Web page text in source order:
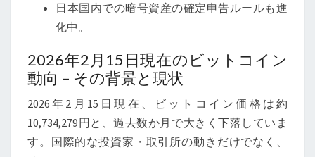
動
–
価
急
落
と
日本国内での暗号資産の確定申告ルールも進
化中。
2026年2月15日現在のビットコイン
動向 – その背景と現状
2026年2月15日現在、ビットコイン価格は約
10,734,279円と、過去数か月で大きく下落していま
す。国際的な投資家・取引所の動きだけでなく、